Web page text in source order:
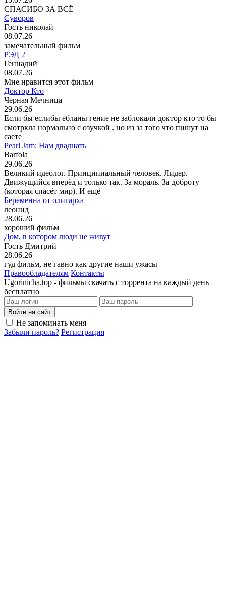
СПАСИБО ЗА ВСЁ
Суворов
Гость николай
08.07.26
замечательный фильм
РЭД 2
Геннадий
08.07.26
Мне нравится этот фильм
Доктор Кто
Черная Мечница
29.06.26
Если бы еслибы ебланы гение не заблокали доктор кто то бы
смотркла нормально с озучкой . но из за того что пишут на
саете
Pearl Jam: Нам двадцать
Barfola
29.06.26
Великий идеолог. Принципиальный человек. Лидер.
Движущийся вперёд и только так. За мораль. За доброту
(которая спасёт мир). И ещё
Беременна от олигарха
леонид
28.06.26
хороший фильм
Дом, в котором люди не живут
Гость Дмитрий
28.06.26
гуд фильм, не гавно как другие наши ужасы
Правообладателям Контакты
Ugorinicha.top - фильмы скачать с торрента на каждый день
бесплатно
Войти на сайт
Не запоминать меня
Забыли пароль? Регистрация